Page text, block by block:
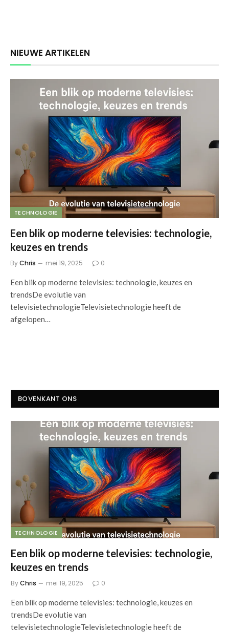
NIEUWE ARTIKELEN
TECHNOLOGIE
Een blik op moderne televisies: technologie,
keuzes en trends
ByChris mei 19, 2025 0
Een blik op moderne televisies: technologie, keuzes en
trendsDe evolutie van
televisietechnologieTelevisietechnologie heeft de
afgelopen…
BOVENKANT ONS
TECHNOLOGIE
Een blik op moderne televisies: technologie,
keuzes en trends
ByChris mei 19, 2025 0
Een blik op moderne televisies: technologie, keuzes en
trendsDe evolutie van
televisietechnologieTelevisietechnologie heeft de